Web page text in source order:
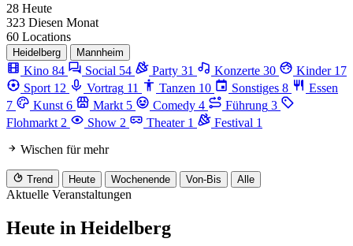
28 Heute
323 Diesen Monat
60 Locations
Heidelberg Mannheim
Kino 84 Social 54 Party 31 Konzerte 30 Kinder 17
Sport 12 Vortrag 11 Tanzen 10 Sonstiges 8
Essen
7
Kunst 6 Markt 5 Comedy 4 Führung 3
Flohmarkt 2 Show 2 Theater 1 Festival 1
Wischen für mehr
Trend Heute Wochenende Von-Bis Alle
Aktuelle Veranstaltungen
Heute in Heidelberg